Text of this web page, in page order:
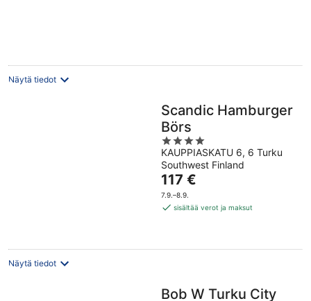
Näytä tiedot
Scandic Hamburger
Börs
4
out
of
5
KAUPPIASKATU 6, 6 Turku
Southwest Finland
Hinta
on
117 €
117 €
7.9.–8.9.
sisältää verot ja maksut
Näytä tiedot
Bob W Turku City